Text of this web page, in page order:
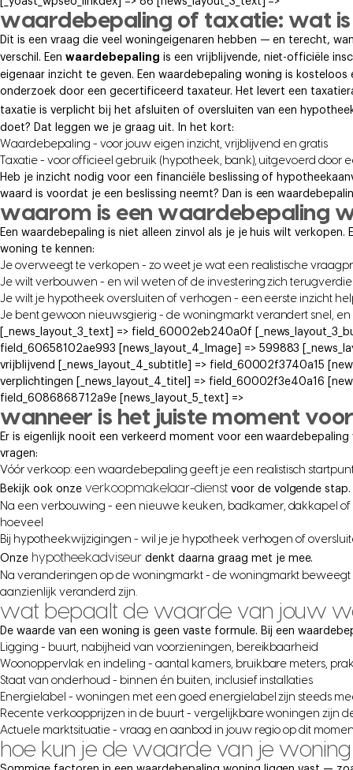
waardebepaling of taxatie: wat is
Dit is een vraag die veel woningeigenaren hebben — en terecht,
verschil. Een waardebepaling is een vrijblijvende, niet-officiële
eigenaar inzicht te geven. Een waardebepaling woning is
onderzoek door een gecertificeerd taxateur. Het levert een
taxatie is verplicht bij het afsluiten of oversluiten van een
doet? Dat leggen we je graag uit. In het kort:
Waardebepaling - voor jouw eigen inzicht, vrijblijvend en gratis
Taxatie - voor officieel gebruik (hypotheek, bank), uitgevoerd
Heb je inzicht nodig voor een financiële beslissing of
waard is voordat je een beslissing neemt? Dan is een
waarom is een waardebepaling
Een waardebepaling is niet alleen zinvol als je je huis wilt
woning te kennen:
Je overweegt te verkopen - zo weet je wat een realistische
Je wilt verbouwen - en wil weten of de investering zich
Je wilt je hypotheek oversluiten of verhogen - een eerste inzicht
Je bent gewoon nieuwsgierig - de woningmarkt verandert snel,
[_news_layout_3_text] => field_60002eb240a0f
field_60658102ae993 [news_layout_4_Image] => 599883
vrijblijvend [_news_layout_4_subtitle] => field_60002f3740a15
verplichtingen [_news_layout_4_titel] => field_60002f3e40a16
field_6086868712a9e [news_layout_5_text] =>
wanneer is het juiste moment
Er is eigenlijk nooit een verkeerd moment voor een
vragen:
Vóór verkoop: een waardebepaling geeft je een realistisch
Bekijk ook onze verkoopmakelaar-dienstvoor de volgende stap.
Na een verbouwing - een nieuwe keuken, badkamer, dakkapel
hoeveel
Bij hypotheekwijzigingen - wil je je hypotheek verhogen of
Onze hypotheekadviseurdenkt daarna graag met je mee.
Na veranderingen op de woningmarkt - de woningmarkt
aanzienlijk veranderd zijn.
wat bepaalt de waarde van jouw
De waarde van een woning is geen vaste formule. Bij een
Ligging - buurt, nabijheid van voorzieningen, bereikbaarheid
Woonoppervlak en indeling - aantal kamers, bruikbare meters,
Staat van onderhoud - binnen én buiten, inclusief installaties
Energielabel - woningen met een goed energielabel zijn steeds
Recente verkoopprijzen in de buurt - vergelijkbare woningen zijn
Actuele marktsituatie - vraag en aanbod in jouw regio op dit
hoe kun je de waarde van je